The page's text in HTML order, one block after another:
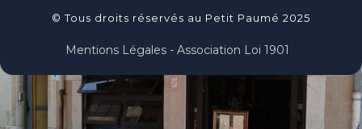
© Tous droits réservés au Petit Paumé 2025
Mentions Légales - Association Loi 1901